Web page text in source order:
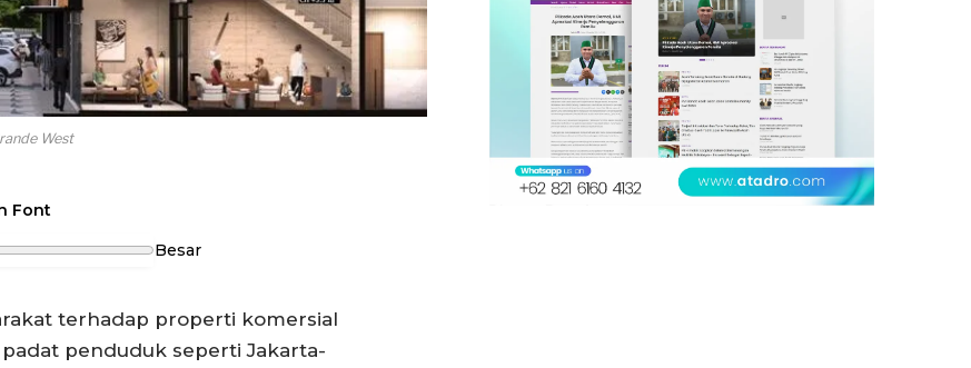
West
Font
Besar
terhadap properti komersial
penduduk seperti Jakarta-